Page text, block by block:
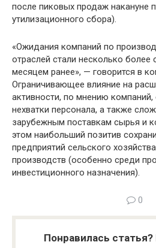
после пиковых продаж накануне
утилизационного сбора).
«Ожидания компаний по
отраслей стали несколько
месяцем ранее», — говорится в
Ограничивающее влияние на
активности, по мнению
нехватки персонала, а также
зарубежным поставкам сырья и
этом наибольший позитив
предприятий сельского
производств (особенно среди
инвестиционного назначения).
0
Понравилась